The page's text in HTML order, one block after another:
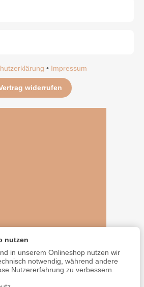
• Impressum
widerrufen
nutzen
in unserem Onlineshop nutzen wir
notwendig, während andere
Nutzererfahrung zu verbessern.